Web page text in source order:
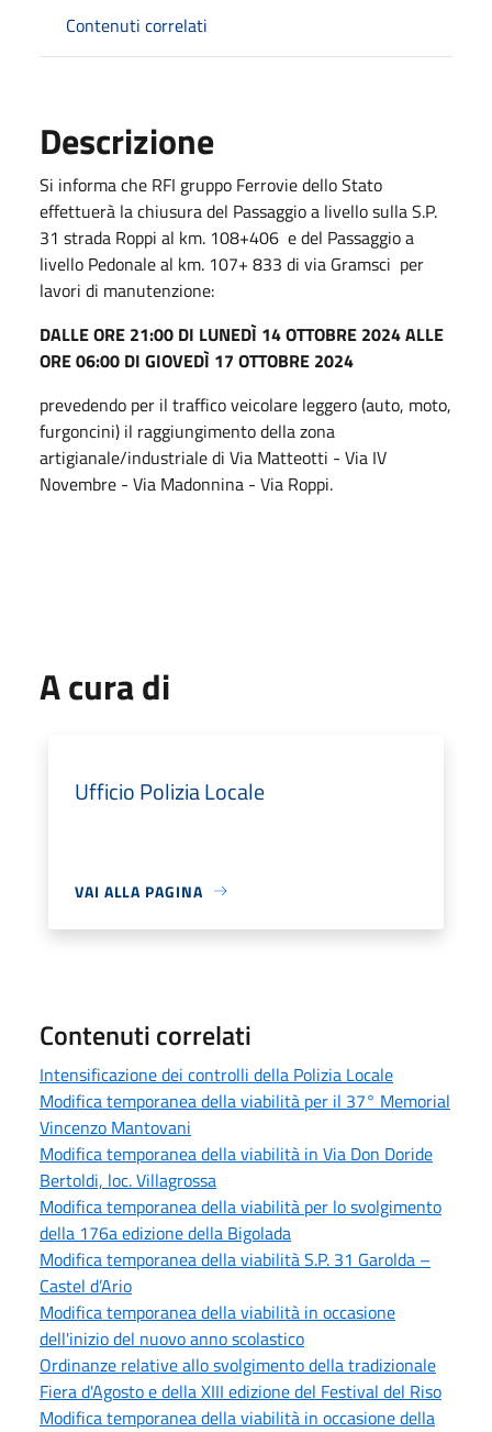
Contenuti correlati
Descrizione
Si informa che RFI gruppo Ferrovie dello Stato
effettuerà la chiusura del Passaggio a livello sulla S.P.
31 strada Roppi al km. 108+406 e del Passaggio a
livello Pedonale al km. 107+ 833 di via Gramsci per
lavori di manutenzione:
DALLE ORE 21:00 DI LUNEDÌ 14 OTTOBRE 2024ALLE
ORE 06:00 DI GIOVEDÌ 17 OTTOBRE 2024
prevedendo per il traffico veicolare leggero (auto, moto,
furgoncini) il raggiungimento della zona
artigianale/industriale di Via Matteotti - Via IV
Novembre - Via Madonnina - Via Roppi.
A cura di
Ufficio Polizia Locale
VAI ALLA PAGINA
Contenuti correlati
Intensificazione dei controlli della Polizia Locale
Modifica temporanea della viabilità per il 37° Memorial
Vincenzo Mantovani
Modifica temporanea della viabilità in Via Don Doride
Bertoldi, loc. Villagrossa
Modifica temporanea della viabilità per lo svolgimento
della 176a edizione della Bigolada
Modifica temporanea della viabilità S.P. 31 Garolda –
Castel d’Ario
Modifica temporanea della viabilità in occasione
dell'inizio del nuovo anno scolastico
Ordinanze relative allo svolgimento della tradizionale
Fiera d'Agosto e della XIII edizione del Festival del Riso
Modifica temporanea della viabilità in occasione della